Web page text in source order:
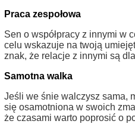
Praca zespołowa
Sen o współpracy z innymi w
celu wskazuje na twoją
znak, że relacje z innymi są
Samotna walka
Jeśli we śnie walczysz sama,
się osamotniona w swoich
że czasami warto poprosić o